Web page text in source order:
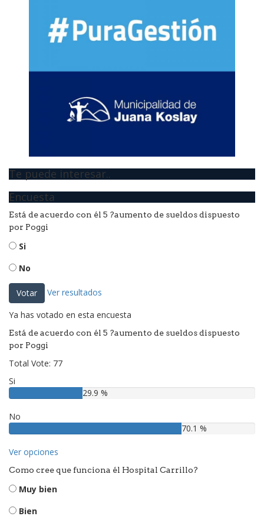
Te puede interesar..
Encuesta
Está de acuerdo con él 5 ?aumento de sueldos dispuesto
por Poggi
Si
No
Votar Ver resultados
Ya has votado en esta encuesta
Está de acuerdo con él 5 ?aumento de sueldos dispuesto
por Poggi
Total Vote: 77
Si
29.9 %
No
70.1 %
Ver opciones
Como cree que funciona él Hospital Carrillo?
Muy bien
Bien